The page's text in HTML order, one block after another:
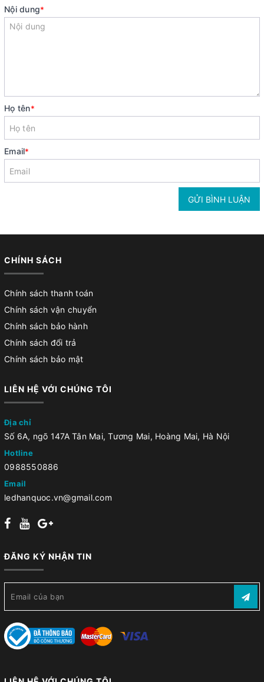
Nội dung*
Họ tên*
Email*
GỬI BÌNH LUẬN
CHÍNH SÁCH
Chính sách thanh toán
Chính sách vận chuyển
Chính sách bảo hành
Chính sách đổi trả
Chính sách bảo mật
LIÊN HỆ VỚI CHÚNG TÔI
Địa chỉ
Số 6A, ngõ 147A Tân Mai, Tương Mai, Hoàng Mai, Hà Nội
Hotline
0988550886
Email
ledhanquoc.vn@gmail.com
ĐĂNG KÝ NHẬN TIN